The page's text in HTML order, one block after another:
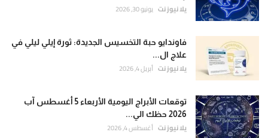
يلا نيوز نت يونيو 30, 2026
فاوندايو حبة التخسيس الجديدة: ثورة إيلي ليلي في
علاج ال...
يلا نيوز نت أبريل 4, 2026
توقعات الأبراج اليومية الأربعاء 5 أغسطس آب
2026 حظك الي...
يلا نيوز نت أغسطس 4, 2026